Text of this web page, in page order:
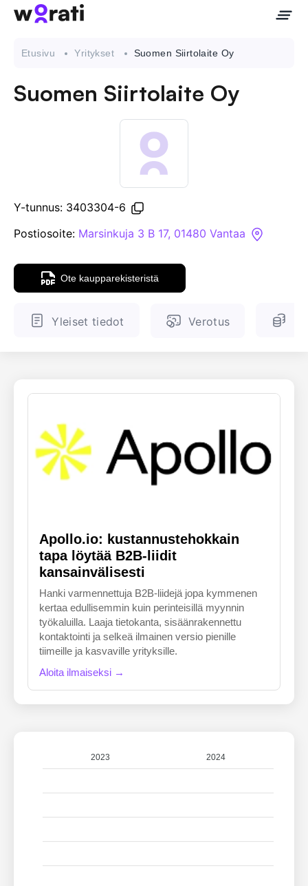
API
Pakotehaku
Etusivu Yritykset Suomen Siirtolaite Oy
Suomen Siirtolaite Oy
Y-tunnus: 3403304-6
Postiosoite: Marsinkuja 3 B 17, 01480 Vantaa
Ote kaupparekisteristä
Yleiset tiedot Verotus
Apollo.io: kustannustehokkain
tapa löytää B2B-liidit
kansainvälisesti
Hanki varmennettuja B2B-liidejä jopa kymmenen
kertaa edullisemmin kuin perinteisillä myynnin
työkaluilla. Laaja tietokanta, sisäänrakennettu
kontaktointi ja selkeä ilmainen versio pienille
tiimeille ja kasvaville yrityksille.
Aloita ilmaiseksi →
2023 2024